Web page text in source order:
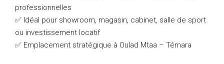
professionnelles
✅ Idéal pour showroom, magasin, cabinet, salle de sport
ou investissement locatif
✅ Emplacement stratégique à Oulad Mtaa – Témara